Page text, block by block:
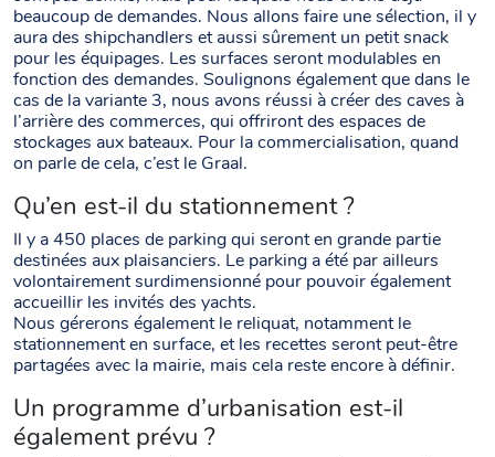
beaucoup de demandes. Nous allons faire une sélection, il y
aura des shipchandlers et aussi sûrement un petit snack
pour les équipages. Les surfaces seront modulables en
fonction des demandes. Soulignons également que dans le
cas de la variante 3, nous avons réussi à créer des caves à
l’arrière des commerces, qui offriront des espaces de
stockages aux bateaux. Pour la commercialisation, quand
on parle de cela, c’est le Graal.
Qu’en est-il du stationnement ?
Il y a 450 places de parking qui seront en grande partie
destinées aux plaisanciers. Le parking a été par ailleurs
volontairement surdimensionné pour pouvoir également
accueillir les invités des yachts.
Nous gérerons également le reliquat, notamment le
stationnement en surface, et les recettes seront peut-être
partagées avec la mairie, mais cela reste encore à définir.
Un programme d’urbanisation est-il
également prévu ?